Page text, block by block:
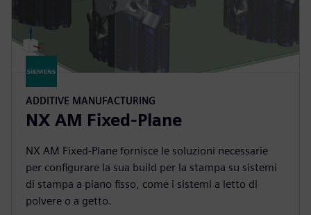
ADDITIVE MANUFACTURING
NX AM Fixed-Plane
NX AM Fixed-Plane fornisce le soluzioni necessarie
per configurare la sua build per la stampa su sistemi
di stampa a piano fisso, come i sistemi a letto di
polvere o a getto.